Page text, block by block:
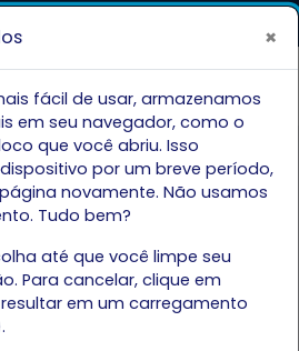
CONTEÚDO
vindo no espaço
×
fácil de usar, armazenamos
em seu navegador, como o
que você abriu. Isso
por um breve período,
novamente. Não usamos
Tudo bem?
até que você limpe seu
Para cancelar, clique em
em um carregamento